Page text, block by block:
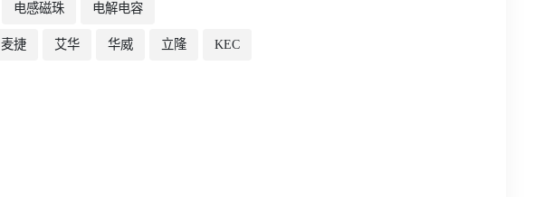
电感磁珠 电解电容
麦捷 艾华 华威 立隆 KEC